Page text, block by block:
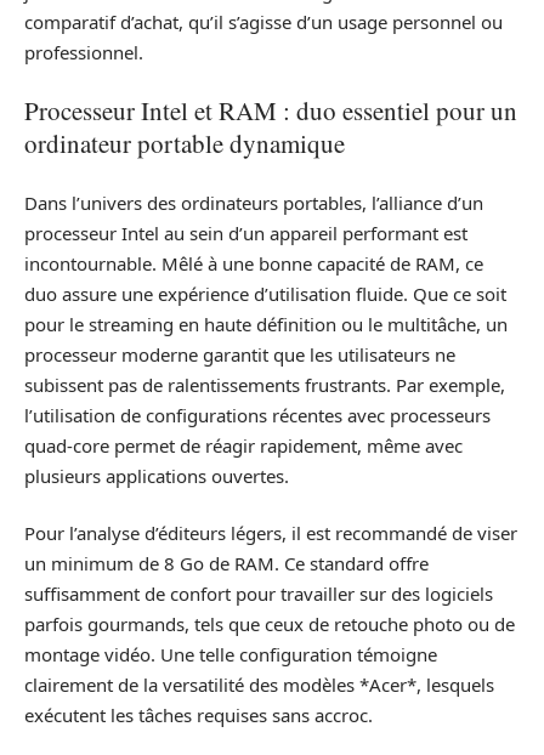
comparatif d’achat, qu’il s’agisse d’un usage personnel ou
professionnel.
Processeur Intel et RAM : duo essentiel pour un
ordinateur portable dynamique
Dans l’univers des ordinateurs portables, l’alliance d’un
processeur Intel au sein d’un appareil performant est
incontournable. Mêlé à une bonne capacité de RAM, ce
duo assure une expérience d’utilisation fluide. Que ce soit
pour le streaming en haute définition ou le multitâche, un
processeur moderne garantit que les utilisateurs ne
subissent pas de ralentissements frustrants. Par exemple,
l’utilisation de configurations récentes avec processeurs
quad-core permet de réagir rapidement, même avec
plusieurs applications ouvertes.
Pour l’analyse d’éditeurs légers, il est recommandé de viser
un minimum de 8 Go de RAM. Ce standard offre
suffisamment de confort pour travailler sur des logiciels
parfois gourmands, tels que ceux de retouche photo ou de
montage vidéo. Une telle configuration témoigne
clairement de la versatilité des modèles *Acer*, lesquels
exécutent les tâches requises sans accroc.